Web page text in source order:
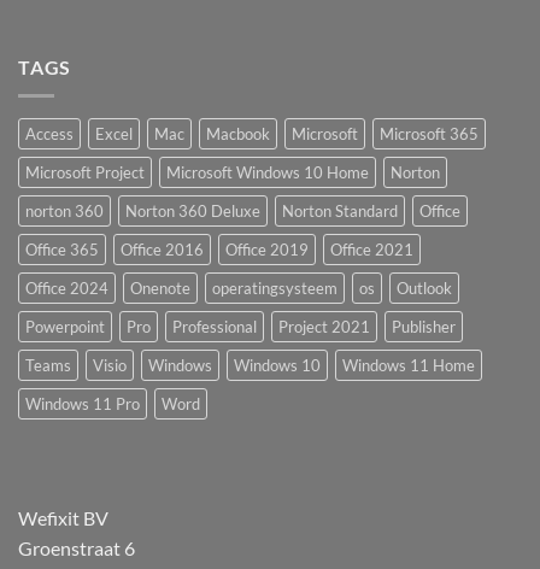
TAGS
Access Excel Mac Macbook Microsoft
Microsoft 365
Microsoft Project
Microsoft Windows 10 Home
Norton
norton 360
Norton 360 Deluxe Norton Standard
Office
Office 365
Office 2016 Office 2019
Office 2021
Office 2024
Onenote operatingsysteem os
Outlook
Powerpoint
Pro Professional Project 2021
Publisher
Teams
Visio Windows Windows 10
Windows 11 Home
Windows 11 Pro
Word
Wefixit BV
Groenstraat 6